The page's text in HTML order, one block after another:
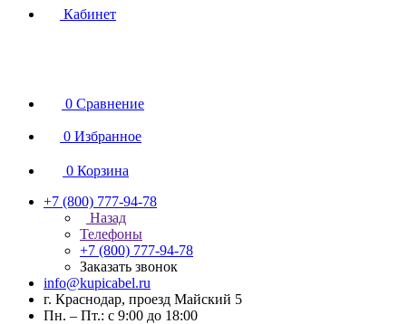
Кабинет
0 Сравнение
0 Избранное
0 Корзина
+7 (800) 777-94-78
Назад
Телефоны
+7 (800) 777-94-78
Заказать звонок
info@kupicabel.ru
г. Краснодар, проезд Майский 5
Пн. – Пт.: с 9:00 до 18:00